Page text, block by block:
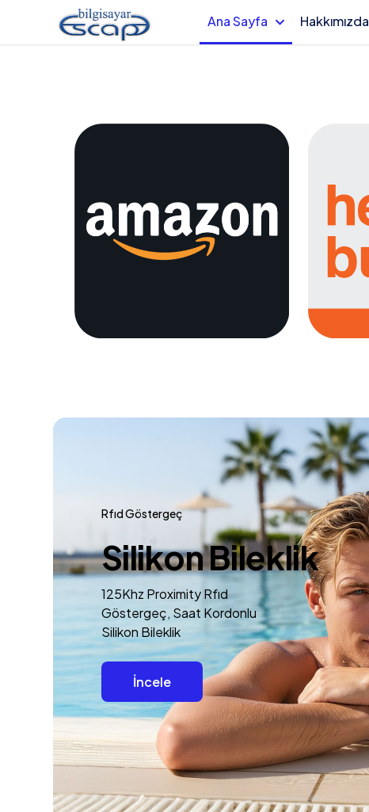
Ana Sayfa Hakkımızda
Rfıd Göstergeç
Silikon Bileklik
125Khz Proximity Rfıd
Göstergeç, Saat Kordonlu
Silikon Bileklik
İncele